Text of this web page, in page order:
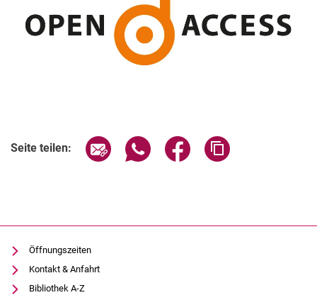
Seite teilen: Seite über E-Mail teilen
Seite über WhatsApp teilen
Seite über Facebook
Öffnungszeiten
Kontakt & Anfahrt
Bibliothek A-Z